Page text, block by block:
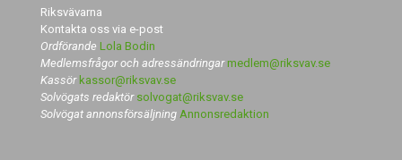
Riksvävarna
Kontakta oss via e-post
Ordförande Lola Bodin
Medlemsfrågor och adressändringarmedlem@riksvav.se
Kassör kassor@riksvav.se
Solvögats redaktör solvogat@riksvav.se
Solvögat annonsförsäljning Annonsredaktion